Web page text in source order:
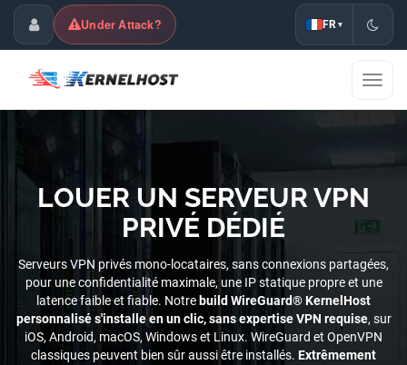
Espace ClientUnder Attack? FR ▾
LOUER UN SERVEUR VPN
PRIVÉ DÉDIÉ
Serveurs VPN privés mono-locataires, sans connexions partagées,
pour une confidentialité maximale, une IP statique propre et une
latence faible et fiable. Notre build WireGuard® KernelHost
personnalisé s'installe en un clic, sans expertise VPN requise, sur
iOS, Android, macOS, Windows et Linux. WireGuard et OpenVPN
classiques peuvent bien sûr aussi être installés. Extrêmement